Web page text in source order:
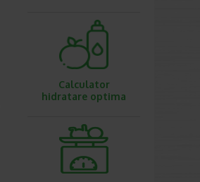
Calculator
hidratare optima